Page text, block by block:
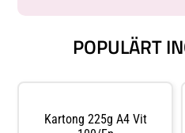
POPULÄRT
Kartong 225g A4 Vit